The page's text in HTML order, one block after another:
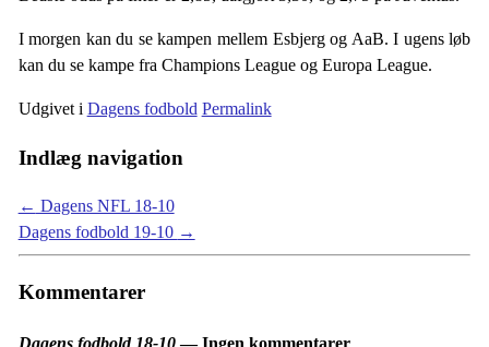
I morgen kan du se kampen mellem Esbjerg og AaB. I ugens løb
kan du se kampe fra Champions League og Europa League.
Udgivet i Dagens fodbold Permalink
Indlæg navigation
← Dagens NFL 18-10
Dagens fodbold 19-10 →
Kommentarer